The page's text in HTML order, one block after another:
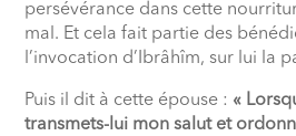
persévérance dans cette
mal. Et cela fait partie des
l’invocation d’Ibrâhîm, sur lui la
Puis il dit à cette épouse : «
transmets-lui mon salut et